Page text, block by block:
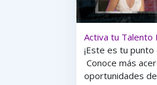
Activa tu Talento
¡Este es tu
Conoce más
oportunidades